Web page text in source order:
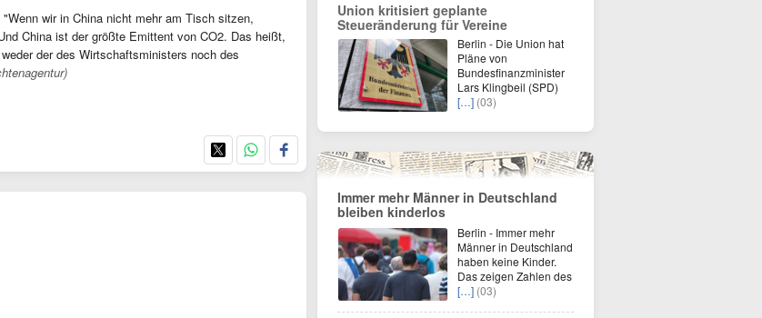
wir in China nicht mehr am Tisch sitzen,
China ist der größte Emittent von CO2. Das heißt,
der des Wirtschaftsministers noch des
Union kritisiert geplante
Steueränderung für Vereine
Berlin - Die Union hat
Pläne von
Bundesfinanzminister
Lars Klingbeil (SPD)
[…] (03)
Immer mehr Männer in Deutschland
bleiben kinderlos
Berlin - Immer mehr
Männer in Deutschland
haben keine Kinder.
Das zeigen Zahlen des
[…] (03)